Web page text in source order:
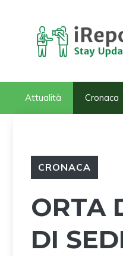
contenuto
Attualità Cronaca
CRONACA
ORTA
DI